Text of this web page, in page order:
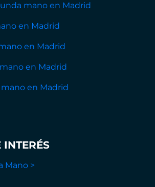
mano en Madrid
en Madrid
en Madrid
en Madrid
en Madrid
INTERÉS
Mano >